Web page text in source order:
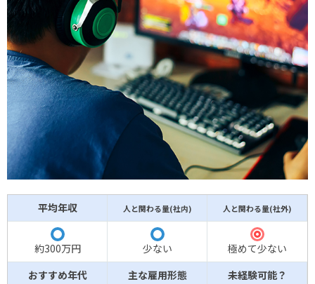
平均年収 人と関わる量(社内) 人と関わる量(社外)
約300万円
少ない
極めて少ない
おすすめ年代
主な雇用形態 未経験可能？